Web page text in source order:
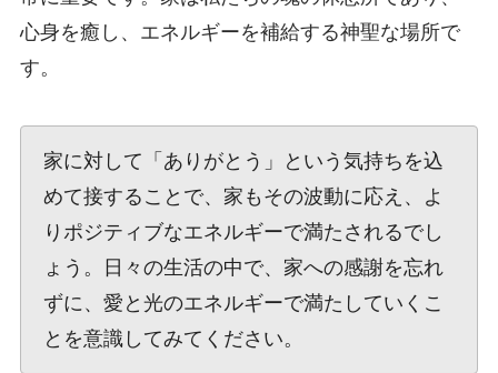
心身を癒し、エネルギーを補給する神聖な場所で
す。
家に対して「ありがとう」という気持ちを込
めて接することで、家もその波動に応え、よ
りポジティブなエネルギーで満たされるでし
ょう。日々の生活の中で、家への感謝を忘れ
ずに、愛と光のエネルギーで満たしていくこ
とを意識してみてください。